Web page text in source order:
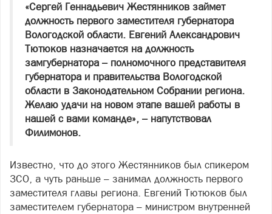
«Сергей Геннадьевич Жестянников займет
должность первого заместителя губернатора
Вологодской области. Евгений Александрович
Тютюков назначается на должность
замгубернатора – полномочного представителя
губернатора и правительства Вологодской
области в Законодательном Собрании региона.
Желаю удачи на новом этапе вашей работы в
нашей с вами команде», – напутствовал
Филимонов.
Известно, что до этого Жестянников был спикером
ЗСО, а чуть раньше – занимал должность первого
заместителя главы региона. Евгений Тютюков был
заместителем губернатора – министром внутренней